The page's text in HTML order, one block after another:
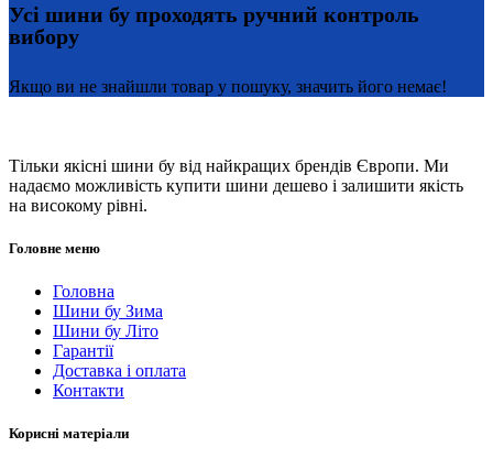
Усі шини бу проходять ручний контроль
вибору
Якщо ви не знайшли товар у пошуку, значить його немає!
Тільки якісні шини бу від найкращих брендів Європи. Ми
надаємо можливість купити шини дешево і залишити якість
на високому рівні.
Головне меню
Головна
Шини бу Зима
Шини бу Літо
Гарантії
Доставка і оплата
Контакти
Корисні матеріали